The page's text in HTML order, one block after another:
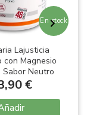
En stock
Lajusticia
con Magnesio
Sabor Neutro
350gr €